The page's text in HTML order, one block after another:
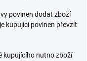
povinen dodat zboží
kupující povinen převzít
nutno zboží